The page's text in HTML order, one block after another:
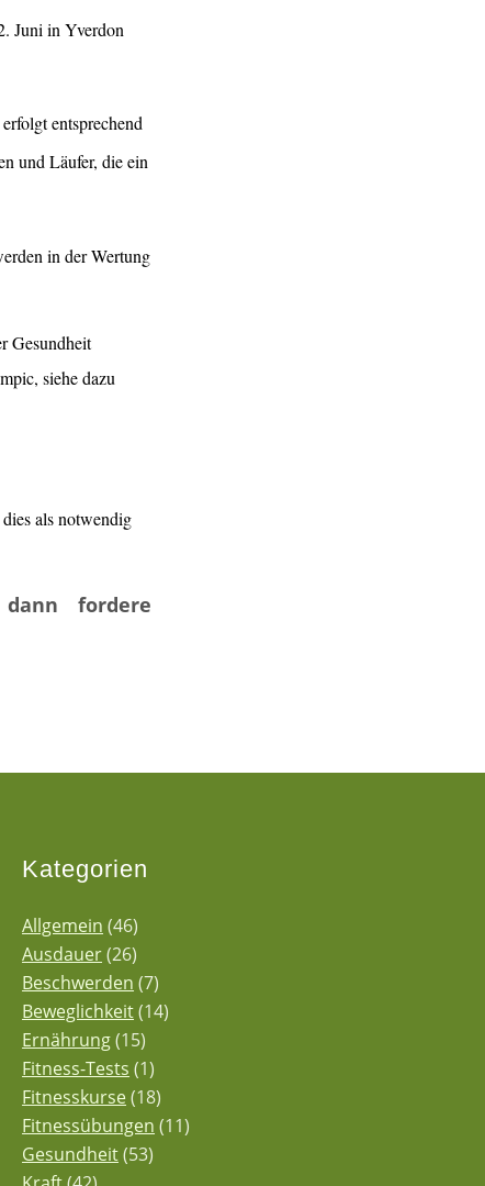
Juni in Yverdon
entsprechend
und Läufer, die ein
in der Wertung
Gesundheit
siehe dazu
als notwendig
fordere
Kategorien
Allgemein (46)
Ausdauer(26)
Beschwerden (7)
Beweglichkeit(14)
Ernährung(15)
Fitness-Tests (1)
Fitnesskurse(18)
Fitnessübungen (11)
Gesundheit(53)